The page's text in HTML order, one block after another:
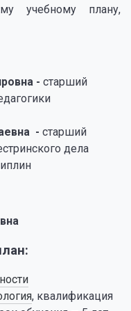
учебному плану,
- старший
- старший
дела
, квалификация